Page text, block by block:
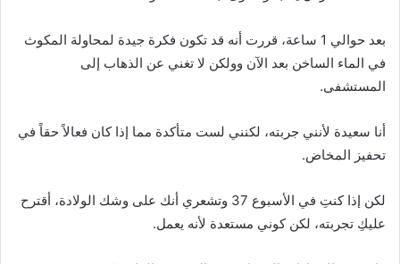
بعد حوالي 1 ساعة، قررت أنه قد تكون فكرة جيدة لمحاولة المكوث
في الماء الساخن بعد الآن وولكن لا تغني عن الذهاب إلى
المستشفى.
أنا سعيدة لأنني جربته، لكنني لست متأكدة مما إذا كان فعالاً حقاً في
تحفيز المخاض.
لكن إذا كنتِ في الأسبوع 37 وتشعري أنك على وشك الولادة، أقترح
عليكِ تجربته، لكن كوني مستعدة لأنه يعمل.